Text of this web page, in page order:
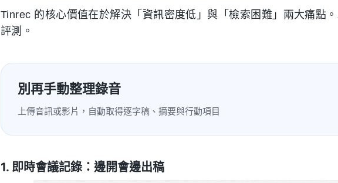
Tinrec 的核心價值在於解決「資訊密度低」與「檢索困難」兩大痛點
評測。
別再手動整理錄音
上傳音訊或影片，自動取得逐字稿、摘要與行動項目
1. 即時會議記錄：邊開會邊出稿